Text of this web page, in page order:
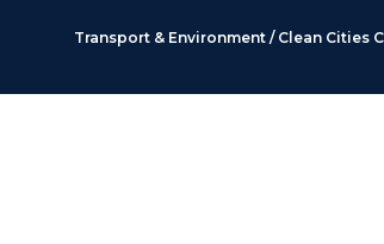
Transport & Environment / Clean Cities